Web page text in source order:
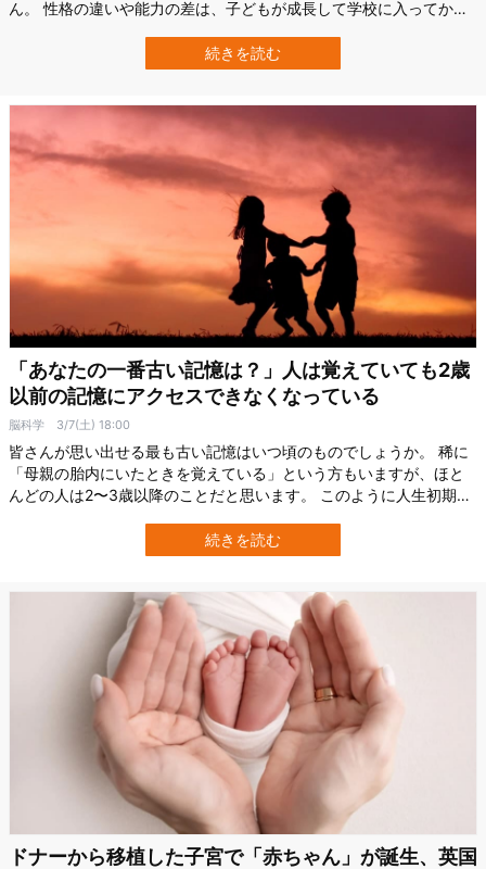
ん。 性格の違いや能力の差は、子どもが成長して学校に入ってから
富山大学（University of Toyama）の研究チームによる最新の研究
で、このようなきょうだい間の差が、早ければ生後半年というごく
続きを読む
「あなたの一番古い記憶は？」人は覚えていても2歳
以前の記憶にアクセスできなくなっている
脳科学 3/7(土) 18:00
皆さんが思い出せる最も古い記憶はいつ頃のものでしょうか。 稀に
「母親の胎内にいたときを覚えている」という方もいますが、ほと
んどの人は2〜3歳以降のことだと思います。 このように人生初期
（infantile amnesia）」といいます。 ただ、最近の研究では人間の
自意識は4カ月頃から発達すると報告されており、ほとんどの人が
続きを読む
ドナーから移植した子宮で「赤ちゃん」が誕生、英国